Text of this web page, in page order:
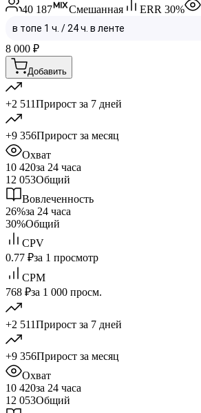
40 187 Смешанная ERR 30%
8 000 ₽
Добавить
+2 511Прирост за 7 дней
+9 356Прирост за месяц
Охват
10 420за 24 часа
12 053Общий
Вовлеченность
26%за 24 часа
30%Общий
CPV
0.77 ₽за 1 просмотр
CPM
768 ₽за 1 000 просм.
+2 511Прирост за 7 дней
+9 356Прирост за месяц
Охват
10 420за 24 часа
12 053Общий